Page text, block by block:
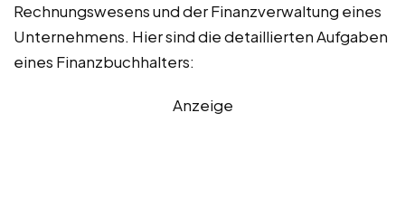
Rechnungswesens und der Finanzverwaltung eines
Unternehmens. Hier sind die detaillierten Aufgaben
eines Finanzbuchhalters:
Anzeige